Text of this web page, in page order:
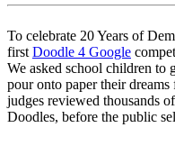
To celebrate 20 Years of
firstDoodle 4 Google
We asked school children to
pour onto paper their
judges reviewed thousands
Doodles, before the public